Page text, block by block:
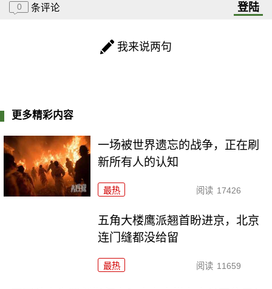
0 条评论 登陆
我来说两句
更多精彩内容
一场被世界遗忘的战争，正在刷
新所有人的认知
最热 阅读 17426
五角大楼鹰派翘首盼进京，北京
连门缝都没给留
最热 阅读 11659